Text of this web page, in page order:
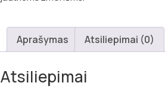
Aprašymas Atsiliepimai (0)
Atsiliepimai